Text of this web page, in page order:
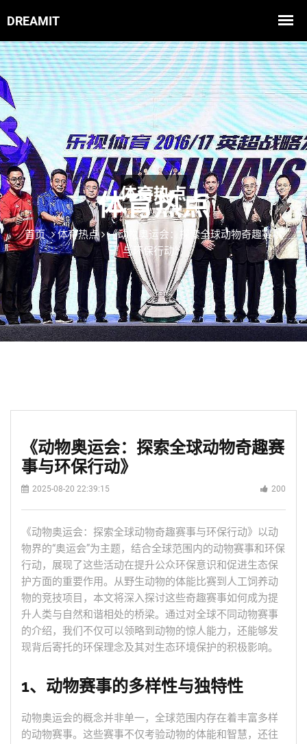
体育热点
首页 体育热点
《动物奥运会：探索全球动物奇趣赛事
与环保行动》
《动物奥运会：探索全球动物奇趣赛
事与环保行动》
2025-08-20 22:39:15 200
《动物奥运会：探索全球动物奇趣赛事与环保行动》以动
物界的“奥运会”为主题，结合全球范围内的动物赛事和环保
行动，展现了这些活动在提升公众环保意识和促进生态保
护方面的重要作用。从野生动物的体能比赛到人工饲养动
物的竞技项目，本文将深入探讨这些奇趣赛事如何成为提
升人类与自然和谐相处的桥梁。通过对全球不同动物赛事
的介绍，我们不仅可以领略到动物的惊人能力，还能够发
现背后寄托的环保理念及其对生态环境保护的积极影响。
1、动物赛事的多样性与独特性
动物奥运会的概念并非单一，全球范围内存在着丰富多样
的动物赛事。这些赛事不仅考验动物的体能和智慧，还往